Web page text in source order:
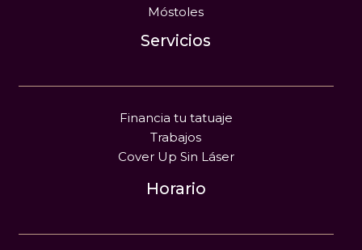
Móstoles
Servicios
Financia tu tatuaje
Trabajos
Cover Up Sin Láser
Horario